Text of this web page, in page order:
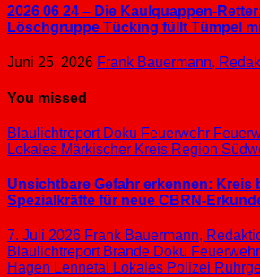
2026 06 24 – Die Kaulquappen-
Löschgruppe Tücking füllt Tümpel
Juni 25, 2026 Frank Bauermann,
You missed
Blaulichtreport Doku Feuerwehr
Lokales Märkischer Kreis Region
Unsichtbare Gefahr erkennen: Kreis
Spezialkräfte für neue CBRN-
7. Juli 2026 Frank Bauermann,
Blaulichtreport Brände Doku Feuerwehr
Hagen Lennetal Lokales Polizei